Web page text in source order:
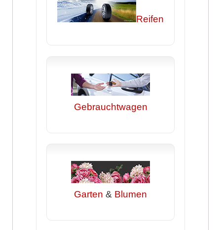
Reifen
Gebrauchtwagen
Garten & Blumen